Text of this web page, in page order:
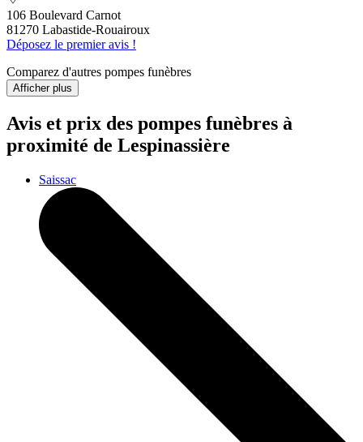
106 Boulevard Carnot
81270 Labastide-Rouairoux
Déposez le premier avis !
Comparez d'autres pompes funèbres
Afficher plus
Avis et prix des pompes funèbres à
proximité de Lespinassière
Saissac